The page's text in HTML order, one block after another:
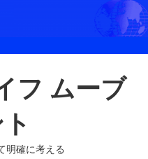
フ ムーブ
明確に考える